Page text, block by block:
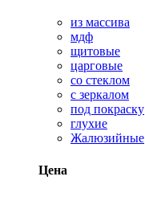
из массива
мдф
щитовые
царговые
со стеклом
с зеркалом
под покраску
глухие
Жалюзийные
Цена